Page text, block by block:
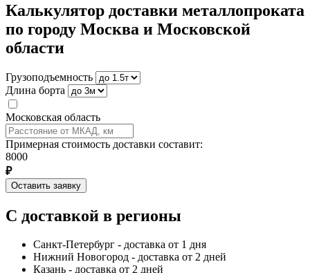
Калькулятор доставки металлопроката
по городу Москва и Московской
области
Грузоподъемность
Длина борта
Московская область
Примерная стоимость доставки составит:
8000
₽
Оставить заявку
С доставкой в регионы
Санкт-Петербург - доставка от 1 дня
Нижний Новогород - доставка от 2 дней
Казань - доставка от 2 дней